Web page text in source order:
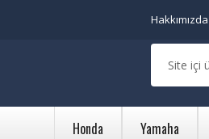
Hakkımızda
Honda Yamaha